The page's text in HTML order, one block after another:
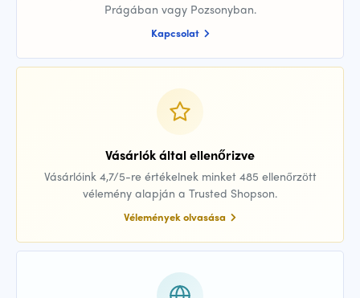
Prágában vagy Pozsonyban.
Kapcsolat
Vásárlók által ellenőrizve
Vásárlóink 4,7/5-re értékelnek minket 485 ellenőrzött
vélemény alapján a Trusted Shopson.
Vélemények olvasása